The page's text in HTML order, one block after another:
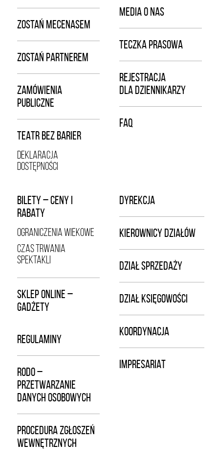
ZOSTAŃ MECENASEM
ZOSTAŃ PARTNEREM
ZAMÓWIENIA
PUBLICZNE
TEATR BEZ BARIER
DEKLARACJA
DOSTĘPNOŚCI
MEDIA O NAS
TECZKA PRASOWA
REJESTRACJA
DLA DZIENNIKARZY
FAQ
BILETY – CENY I
RABATY
OGRANICZENIA WIEKOWE
CZAS TRWANIA
SPEKTAKLI
SKLEP ONLINE –
GADŻETY
REGULAMINY
RODO –
PRZETWARZANIE
DANYCH OSOBOWYCH
PROCEDURA ZGŁOSZEŃ
WEWNĘTRZNYCH
DYREKCJA
KIEROWNICY DZIAŁÓW
DZIAŁ SPRZEDAŻY
DZIAŁ KSIĘGOWOŚCI
KOORDYNACJA
IMPRESARIAT